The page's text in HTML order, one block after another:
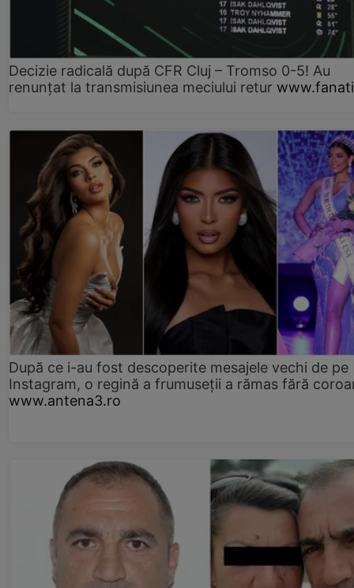
Decizie radicală după CFR Cluj – Tromso 0-5! Au
renunțat la transmisiunea meciului retur
După ce i-au fost descoperite mesajele vechi de pe
Instagram, o regină a frumuseții a rămas fără
www.antena3.ro